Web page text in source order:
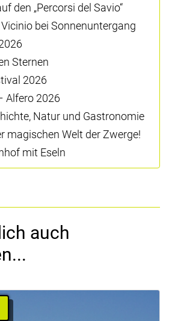
den „Percorsi del Savio“
bei Sonnenuntergang
Sternen
2026
Alfero 2026
Natur und Gastronomie
magischen Welt der Zwerge!
mit Eseln
auch